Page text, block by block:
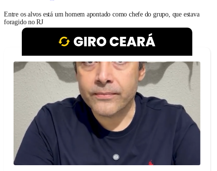
Entre os alvos está um homem apontado como chefe do grupo, que estava
foragido no RJ